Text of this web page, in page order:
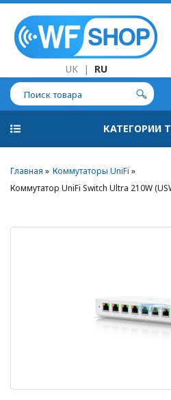
UK | RU
КАТЕГОРИИ
Главная
Коммутаторы UniFi
Коммутатор UniFi Switch Ultra 210W